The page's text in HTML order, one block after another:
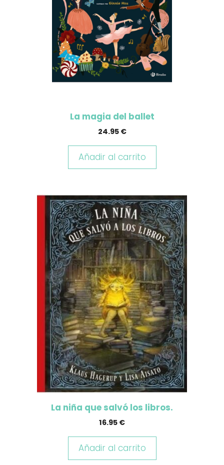
La magia del ballet
24.95 €
Añadir al carrito
La niña que salvó los libros.
16.95 €
Añadir al carrito